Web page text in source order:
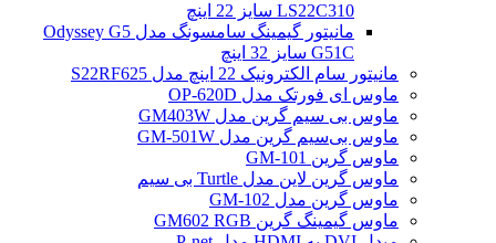
LS22C310 سایز 22 اینچ
مانیتور گیمینگ سامسونگ مدل Odyssey G5
G51C سایز 32 اینچ
مانیتور سام الکترونیک 22 اینچ مدل S22RF625
ماوس ای فورتک مدل OP-620D
ماوس بی سیم گرین مدل GM403W
ماوس بی‌سیم گرین مدل GM-501W
ماوس گرین GM-101
ماوس گرین لاین مدل Turtle بی سیم
ماوس گرین مدل GM-102
ماوس گیمینگ گرین GM602 RGB